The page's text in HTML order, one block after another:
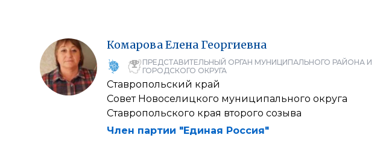
КомароваЕлена Георгиевна
ПРЕДСТАВИТЕЛЬНЫЙ ОРГАН МУНИЦИПАЛЬНОГО РАЙОНА И
ГОРОДСКОГО ОКРУГА
Ставропольский край
Совет Новоселицкого муниципального округа
Ставропольского края второго созыва
Член партии "Единая Россия"